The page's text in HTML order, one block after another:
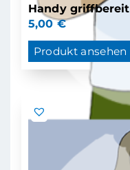
Handy griffbereit
5,00€
Produkt ansehen